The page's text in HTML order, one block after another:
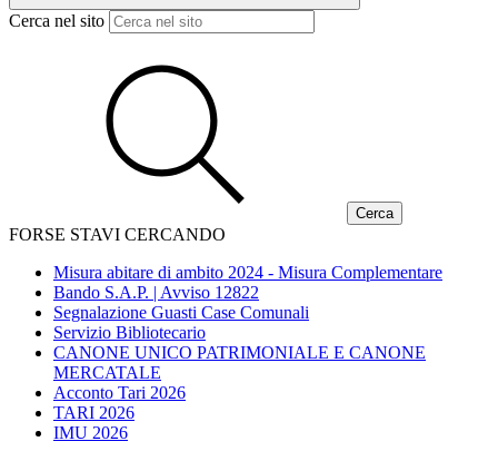
Cerca nel sito
FORSE STAVI CERCANDO
Misura abitare di ambito 2024 - Misura Complementare
Bando S.A.P. | Avviso 12822
Segnalazione Guasti Case Comunali
Servizio Bibliotecario
CANONE UNICO PATRIMONIALE E CANONE
MERCATALE
Acconto Tari 2026
TARI 2026
IMU 2026